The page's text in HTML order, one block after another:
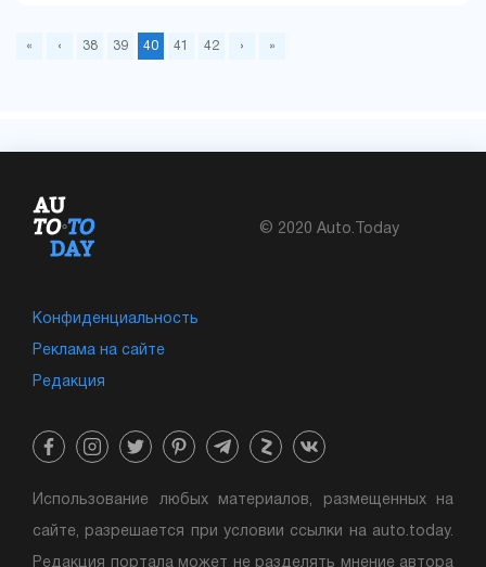
« ‹ 38 39 40 41 42 › »
© 2020 Auto.Today
Конфиденциальность
Реклама на сайте
Редакция
Использование любых материалов, размещенных на
сайте, разрешается при условии ссылки на auto.today.
Редакция портала может не разделять мнение автора